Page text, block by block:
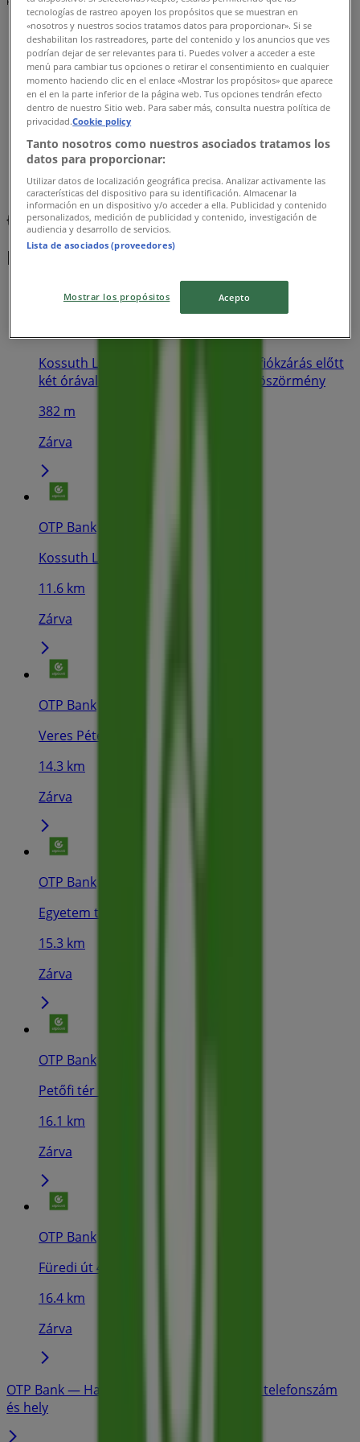
{"numCatalogs":0}
Menetrendek és címek OTP Bank
Kossuth Lajos utca 3. (A pénztárak a fiókzárás előtt
két órával korábban zárnak), Hajdúböszörmény
382 m
Zárva
OTP Bank
Kossuth Lajos utca 2., Hajdúhadház
11.6 km
Zárva
OTP Bank
Veres Péter utca 3., Balmazújváros
14.3 km
Zárva
OTP Bank
Egyetem tér 1., Debrecen
15.3 km
Zárva
OTP Bank
Petőfi tér 9-11., Hajdúdorog
16.1 km
Zárva
OTP Bank
Füredi út 43., Debrecen
16.4 km
Zárva
OTP Bank — Hajdúböszörmény — üzletek, telefonszám
és hely
tecnologías de rastreo apoyen los propósitos que se muestran en
«nosotros y nuestros socios tratamos datos para proporcionar». Si se
deshabilitan los rastreadores, parte del contenido y los anuncios que ves
podrían dejar de ser relevantes para ti. Puedes volver a acceder a este
menú para cambiar tus opciones o retirar el consentimiento en cualquier
momento haciendo clic en el enlace «Mostrar los propósitos» que aparece
en el en la parte inferior de la página web. Tus opciones tendrán efecto
dentro de nuestro Sitio web. Para saber más, consulta nuestra política de
privacidad.Cookie policy
Tanto nosotros como nuestros asociados tratamos los
datos para proporcionar:
Utilizar datos de localización geográfica precisa. Analizar activamente las
características del dispositivo para su identificación. Almacenar la
información en un dispositivo y/o acceder a ella. Publicidad y contenido
personalizados, medición de publicidad y contenido, investigación de
audiencia y desarrollo de servicios.
Lista de asociados (proveedores)
Mostrar los propósitos Acepto